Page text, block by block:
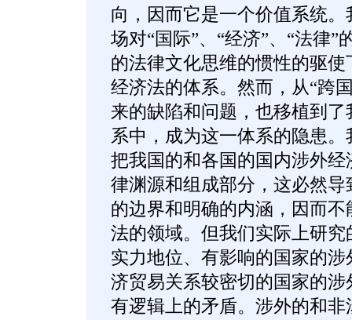
向，因而它是一个价值系统
场对“国际”、“经济”、“法律
的法律文化思维的惯性的驱
经济法的体系。然而，从“跨
来的缺陷和问题，也移植到
系中，成为这一体系的隐患
把我国的和各国的国内涉外
律渊源和组成部分，这必然
的边界和明确的内涵，因而
法的领域。但我们实际上研
实力地位、有影响的国家的
济贸易关系较密切的国家的
有逻辑上的矛盾。涉外的和